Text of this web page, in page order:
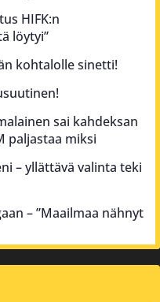
HIFK:n
löytyi”
kohtalolle sinetti!
sai kahdeksan
paljastaa miksi
– yllättävä valinta teki
– ”Maailmaa nähnyt